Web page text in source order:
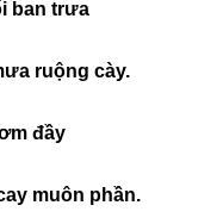
ban trưa
ruộng cày.
đầy
muôn phần.